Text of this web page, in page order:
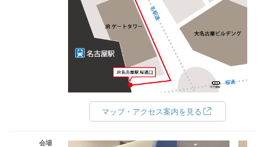
マップ・アクセス案内を見る
会場